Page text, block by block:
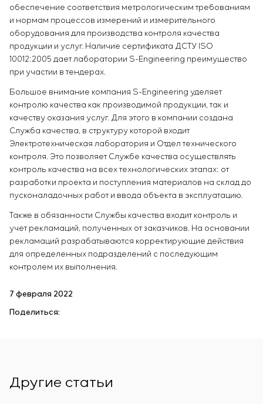
обеспечение соответствия метрологическим требованиям
и нормам процессов измерений и измерительного
оборудования для производства контроля качества
продукции и услуг. Наличие сертификата ДСТУ ISO
10012:2005 дает лаборатории S-Engineering преимущество
при участии в тендерах.
Большое внимание компания S-Engineering уделяет
контролю качества как производимой продукции, так и
качеству оказания услуг. Для этого в компании создана
Служба качества, в структуру которой входит
Электротехническая лаборатория и Отдел технического
контроля. Это позволяет Службе качества осуществлять
контроль качества на всех технологических этапах: от
разработки проекта и поступления материалов на склад до
пусконаладочных работ и ввода объекта в эксплуатацию.
Также в обязанности Службы качества входит контроль и
учет рекламаций, полученных от заказчиков. На основании
рекламаций разрабатываются корректирующие действия
для определенных подразделений с последующим
контролем их выполнения.
7 февраля 2022
Поделиться:
Другие статьи